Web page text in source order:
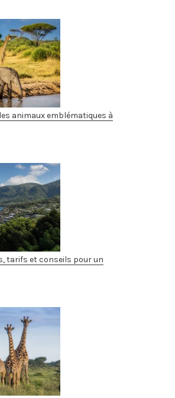
animaux emblématiques à
tarifs et conseils pour un